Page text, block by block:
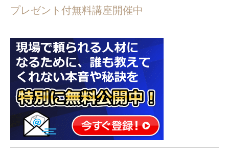
プレゼント付無料講座開催中